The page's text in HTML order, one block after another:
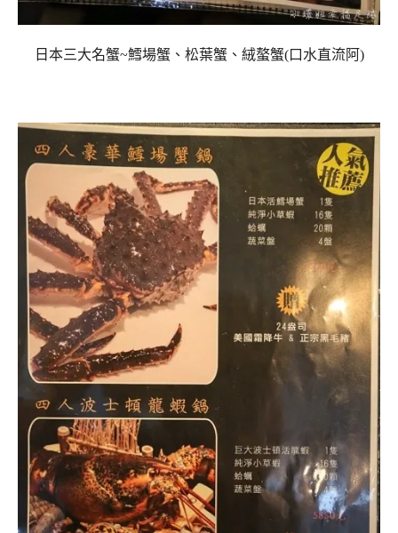
日本三大名蟹~鱈場蟹、松葉蟹、絨螯蟹(口水直流阿)